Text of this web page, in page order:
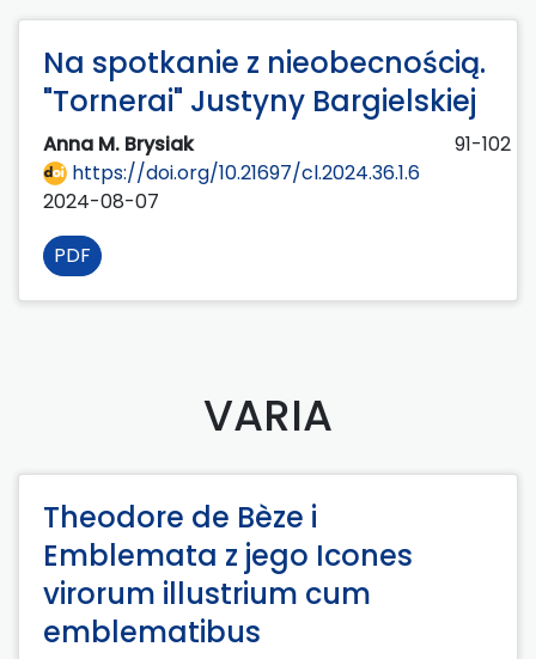
Na spotkanie z nieobecnością.
"Tornerai" Justyny Bargielskiej
Anna M. Brysiak
91-102
https://doi.org/10.21697/cl.2024.36.1.6
2024-08-07
PDF
VARIA
Theodore de Bèze i
Emblemata z jego Icones
virorum illustrium cum
emblematibus